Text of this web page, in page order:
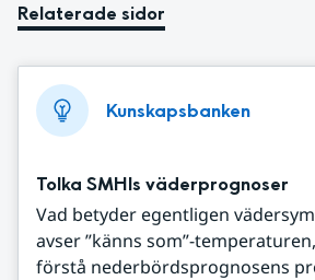
Relaterade sidor
Kunskapsbanken
Tolka SMHIs väderprognoser
Vad betyder egentligen
avser ”känns som”-
förstå nederbördsprognosens